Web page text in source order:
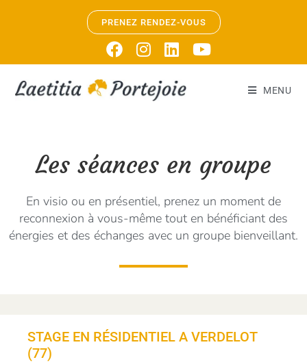
PRENEZ RENDEZ-VOUS
MENU
Les séances en groupe
En visio ou en présentiel, prenez un moment de
reconnexion à vous-même tout en bénéficiant des
énergies et des échanges avec un groupe bienveillant.
STAGE EN RÉSIDENTIEL A VERDELOT
(77)